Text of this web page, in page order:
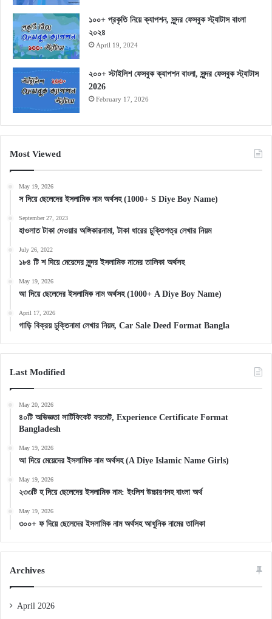
১০০+ প্রকৃতি নিয়ে ক্যাপশন, সুন্দর ফেসবুক স্ট্যাটাস বাংলা
২০২৪
April 19, 2024
২০০+ স্টাইলিশ ফেসবুক ক্যাপশন বাংলা, সুন্দর ফেসবুক স্ট্যাটাস
2026
February 17, 2026
Most Viewed
May 19, 2026
স দিয়ে ছেলেদের ইসলামিক নাম অর্থসহ (1000+ S Diye Boy Name)
September 27, 2023
হাওলাত টাকা দেওয়ার অঙ্গিকারনামা, টাকা ধারের চুক্তিপত্র লেখার নিয়ম
July 26, 2022
১৮৪ টি শ দিয়ে মেয়েদের সুন্দর ইসলামিক নামের তালিকা অর্থসহ
May 19, 2026
আ দিয়ে ছেলেদের ইসলামিক নাম অর্থসহ (1000+ A Diye Boy Name)
April 17, 2026
গাড়ি বিক্রয় চুক্তিনামা লেখার নিয়ম, Car Sale Deed Format Bangla
Last Modified
May 20, 2026
৪০টি অভিজ্ঞতা সার্টিফিকেট ফরমেট, Experience Certificate Format
Bangladesh
May 19, 2026
আ দিয়ে মেয়েদের ইসলামিক নাম অর্থসহ (A Diye Islamic Name Girls)
May 19, 2026
২৩৩টি হ দিয়ে ছেলেদের ইসলামিক নাম: ইংলিশ উচ্চারণসহ বাংলা অর্থ
May 19, 2026
৩০০+ ফ দিয়ে ছেলেদের ইসলামিক নাম অর্থসহ আধুনিক নামের তালিকা
Archives
April 2026